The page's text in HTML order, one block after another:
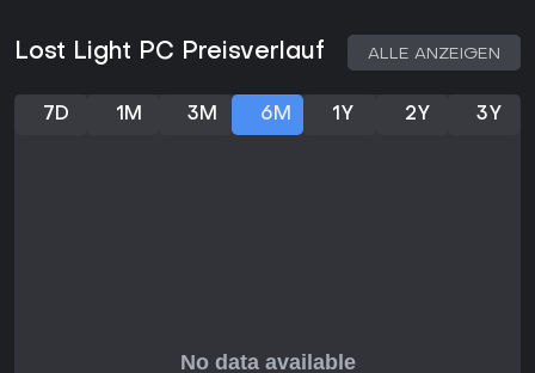
risikofrei. Wer taktisches Survival mit sozialen Elementen und
Cross-Platform-Flexibilität mag, findet hier eine starke
Lost Light PC Preisverlauf ALLE ANZEIGEN
7D 1M 3M 6M 1Y 2Y 3Y